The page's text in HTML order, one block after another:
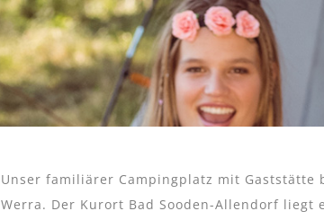
Unser familiärer Campingplatz mit
Werra. Der Kurort Bad Sooden-Allendorf